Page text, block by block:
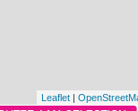
Leaflet |